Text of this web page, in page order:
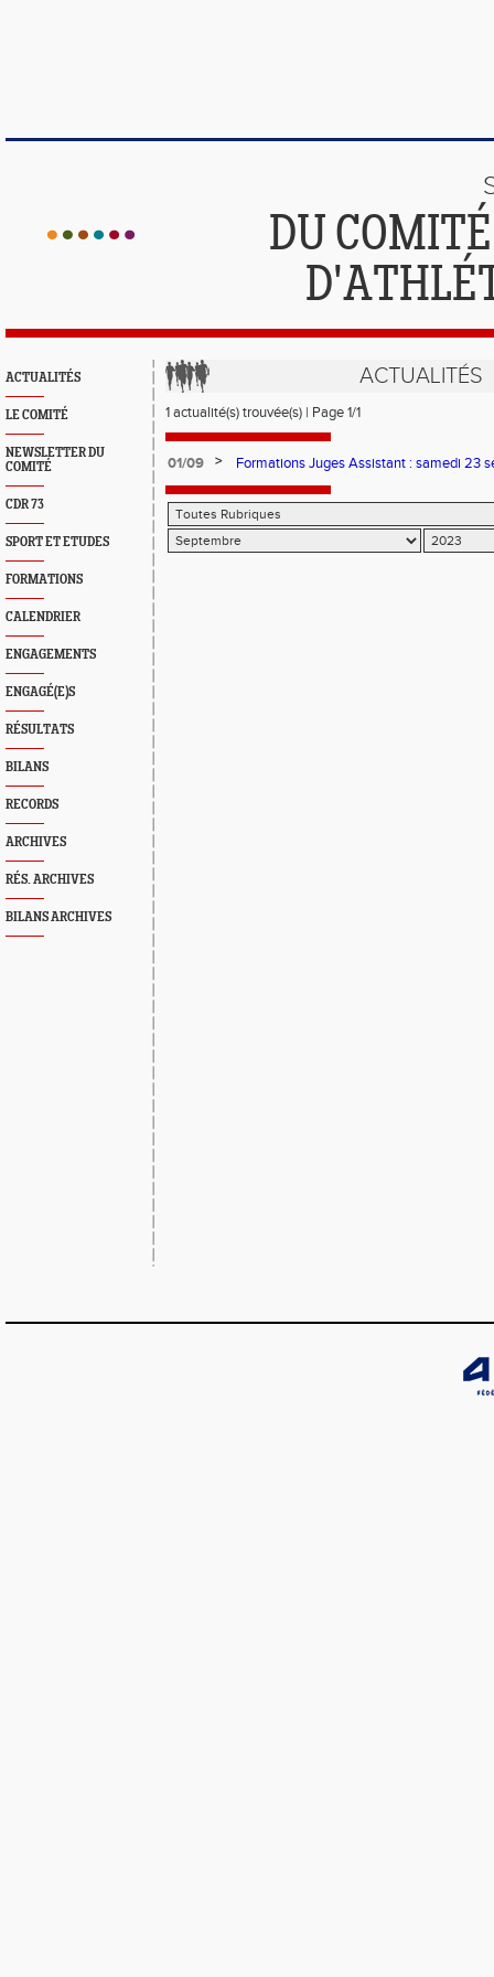
DU
ACTUALITÉS
LE COMITÉ
NEWSLETTER DU
COMITÉ
CDR 73
SPORT ET ETUDES
FORMATIONS
CALENDRIER
ENGAGEMENTS
ENGAGÉ(E)S
RÉSULTATS
BILANS
RECORDS
ARCHIVES
RÉS. ARCHIVES
BILANS ARCHIVES
ACTUALITÉS
1 actualité(s) trouvée(s) | Page 1/1
01/09 > Formations Juges Assistant : samedi 23